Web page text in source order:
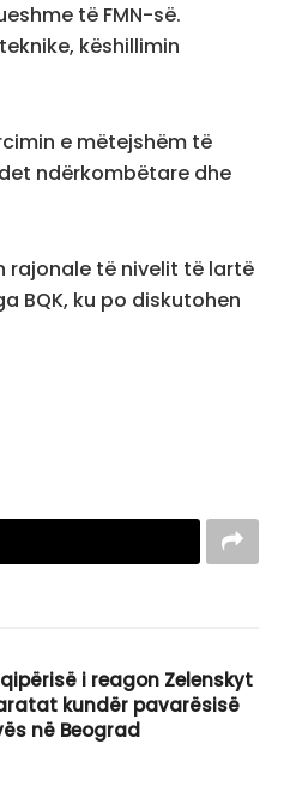
të FMN-së.
këshillimin
e mëtejshëm të
ndërkombëtare dhe
rajonale të nivelit të lartë
BQK, ku po diskutohen
i reagon Zelenskyt
kundër pavarësisë
në Beograd